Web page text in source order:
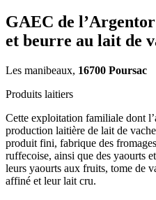
GAEC de
et beurre au lait de
Les manibeaux, 16700 Poursac
Produits laitiers
Cette exploitation familiale dont
production laitière de lait de
produit fini, fabrique des
ruffecoise, ainsi que des yaourts
leurs yaourts aux fruits, tome de
affiné et leur lait cru.